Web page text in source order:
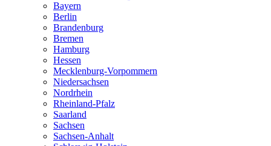
Bayern
Berlin
Brandenburg
Bremen
Hamburg
Hessen
Mecklenburg-Vorpommern
Niedersachsen
Nordrhein
Rheinland-Pfalz
Saarland
Sachsen
Sachsen-Anhalt